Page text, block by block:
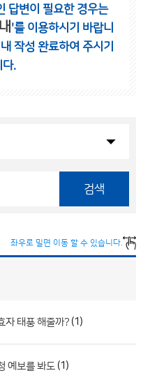
답변이 필요한 경우는
'를 이용하시기 바랍니
작성 완료하여 주시기
다.
검색
좌우로 밀면 이동 할 수 있습니다.
자 태풍 해줄까? (1)
예보를 봐도 (1)